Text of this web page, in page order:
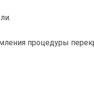
процедуры